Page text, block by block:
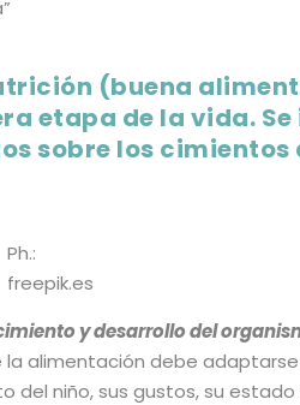
(buena
etapa de la vida.
sobre los cimientos
Ph.:
freepik.es
y desarrollo del
la alimentación debe
del niño, sus gustos, su